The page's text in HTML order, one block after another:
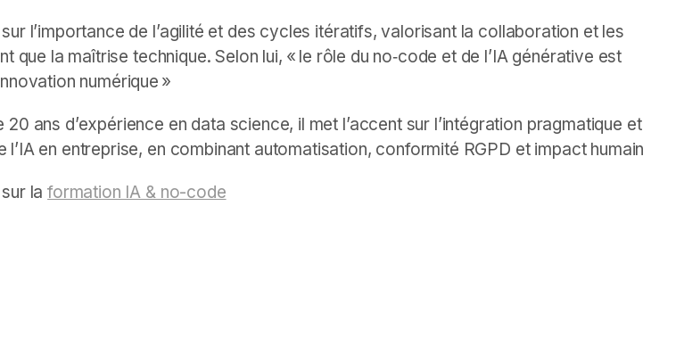
l’importance de l’agilité et des cycles itératifs, valorisant la collaboration et les
que la maîtrise technique. Selon lui, « le rôle du no‑code et de l’IA générative est
numérique »
20 ans d’expérience en data science, il met l’accent sur l’intégration pragmatique et
l’IA en entreprise, en combinant automatisation, conformité RGPD et impact humain
sur laformation IA & no-code